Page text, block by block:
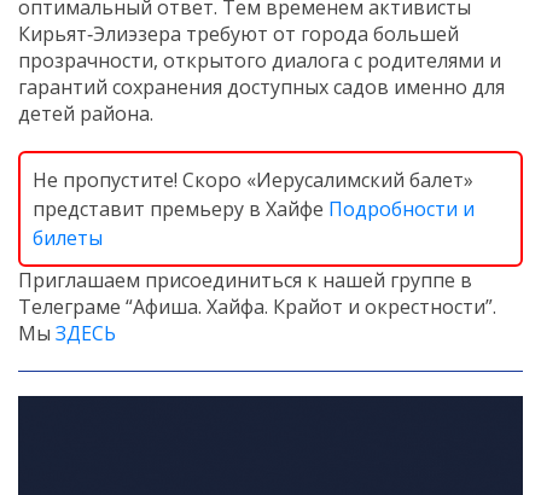
оптимальный ответ. Тем временем активисты
Кирьят‑Элиэзера требуют от города большей
прозрачности, открытого диалога с родителями и
гарантий сохранения доступных садов именно для
детей района.
Не пропустите! Скоро «Иерусалимский балет»
представит премьеру в Хайфе Подробности и
билеты
Приглашаем присоединиться к нашей группе в
Телеграме “Афиша. Хайфа. Крайот и окрестности”.
Мы ЗДЕСЬ